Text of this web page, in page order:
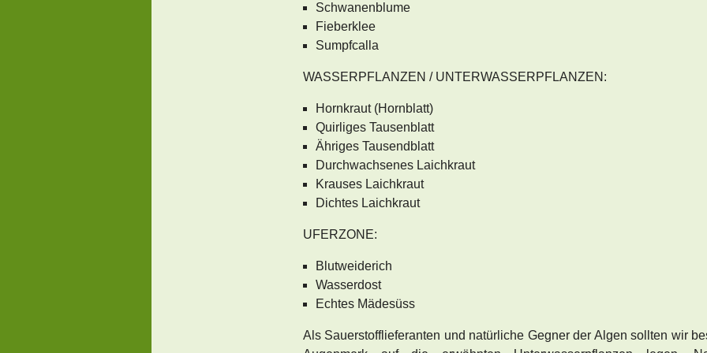
Schwanenblume
Fieberklee
Sumpfcalla
WASSERPFLANZEN / UNTERWASSERPFLANZEN:
Hornkraut (Hornblatt)
Quirliges Tausenblatt
Ähriges Tausendblatt
Durchwachsenes Laichkraut
Krauses Laichkraut
Dichtes Laichkraut
UFERZONE:
Blutweiderich
Wasserdost
Echtes Mädesüss
Als Sauerstofflieferanten und natürliche Gegner der Algen sollten wir